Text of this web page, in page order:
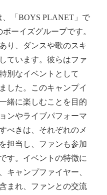
「BOYS PLANET」で
ーイズグループです。
り、ダンスや歌のスキ
ています。彼らはファ
別なイベントとして
した。このキャンプイ
緒に楽しむことを目的
ンやライブパフォーマ
べきは、それぞれのメ
担当し、ファンも参加
す。イベントの特徴に
キャンプファイヤー、
まれ、ファンとの交流